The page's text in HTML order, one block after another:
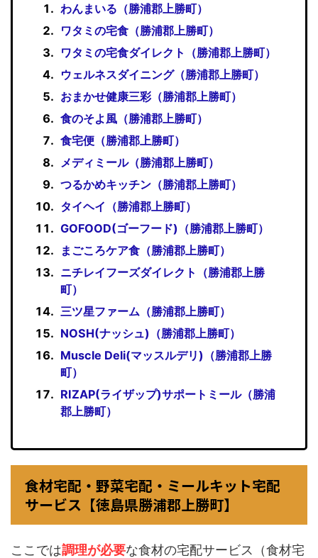
わんまいる（勝浦郡上勝町）
ワタミの宅食（勝浦郡上勝町）
ワタミの宅食ダイレクト（勝浦郡上勝町）
ウェルネスダイニング（勝浦郡上勝町）
おまかせ健康三彩（勝浦郡上勝町）
食のそよ風（勝浦郡上勝町）
食宅便（勝浦郡上勝町）
メディミール（勝浦郡上勝町）
つるかめキッチン（勝浦郡上勝町）
タイヘイ（勝浦郡上勝町）
GOFOOD(ゴーフード)（勝浦郡上勝町）
まごころケア食（勝浦郡上勝町）
ニチレイフーズダイレクト（勝浦郡上勝
町）
三ツ星ファーム（勝浦郡上勝町）
NOSH(ナッシュ)（勝浦郡上勝町）
Muscle Deli(マッスルデリ)（勝浦郡上勝
町）
RIZAP(ライザップ)サポートミール（勝浦
郡上勝町）
食材宅配・野菜宅配・ミールキット宅配
サービス【徳島県勝浦郡上勝町】
ここでは調理が必要な食材の宅配サービス（食材宅